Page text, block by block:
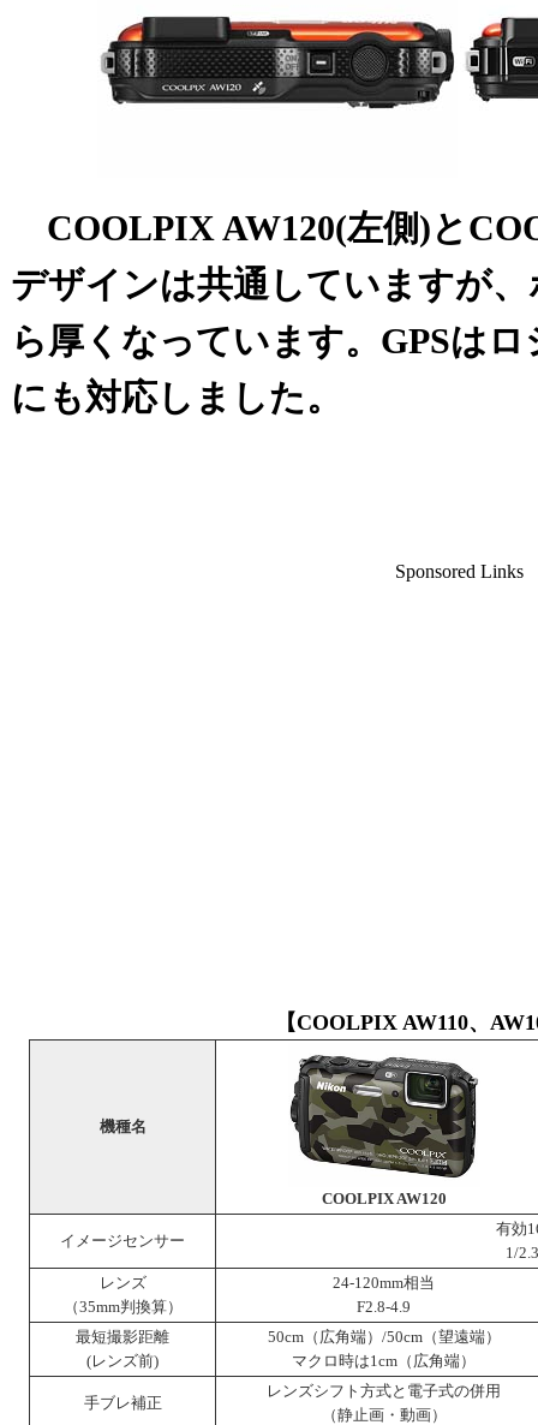
COOLPIX AW120(左側)と
デザインは共通していますが
ら厚くなっています。GPSは
にも対応しました。
Sponsored Links
【COOLPIX AW110、
機種名
COOLPIX AW120
イメージセンサー
有効
1/
レンズ
（35mm判換算）
24-120mm相当
F2.8-4.9
最短撮影距離
(レンズ前)
50cm（広角端）/50cm（望遠端）
マクロ時は1cm（広角端）
手ブレ補正
レンズシフト方式と電子式の併用
（静止画・動画）